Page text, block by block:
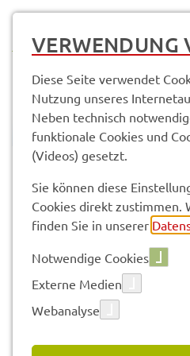
Vorle­sen
VERWENDUNG
Diese Seite verwendet
Nutzung unseres
Neben technisch
funktionale Cookies und
(Videos) gesetzt.
Sie können diese
Cookies direkt zustimmen.
finden Sie in unserer
Notwendige Cookies
Externe Medien
Webanalyse